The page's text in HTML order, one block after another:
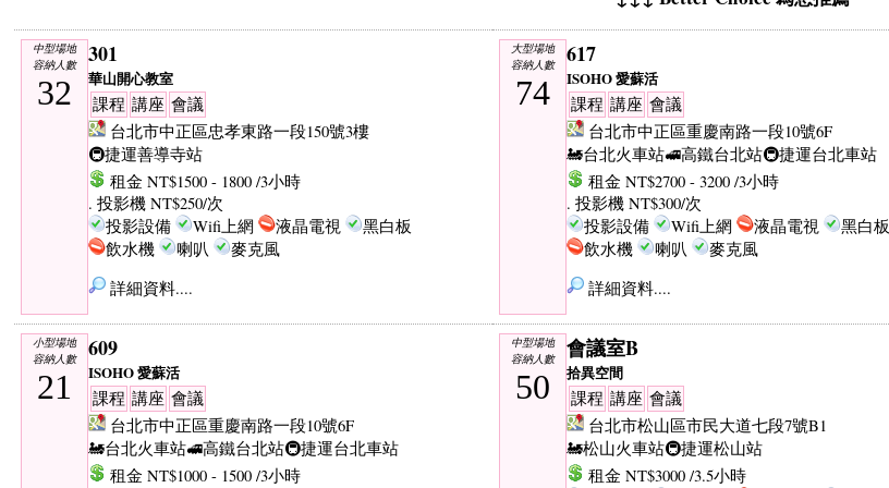
中型場地
容納人數
32
301
華山開心教室
課程 講座 會議
台北市中正區忠孝東路一段150號3樓
🚇捷運善導寺站
租金 NT$1500 - 1800 /3小時
. 投影機 NT$250/次
投影設備
Wifi上網 液晶電視
黑白板
飲水機
喇叭
麥克風
詳細資料....
大型場地
容納人數
74
617
ISOHO 愛蘇活
課程 講座 會議
台北市中正區重慶南路一段10號6F
🚂台北火車站🚅高鐵台北站🚇捷運台北車站
租金 NT$2700 - 3200 /3小時
. 投影機 NT$300/次
投影設備
Wifi上網 液晶電視
黑白板
飲水機
喇叭
麥克風
詳細資料....
小型場地
容納人數
21
609
ISOHO 愛蘇活
課程 講座 會議
台北市中正區重慶南路一段10號6F
🚂台北火車站🚅高鐵台北站🚇捷運台北車站
租金 NT$1000 - 1500 /3小時
中型場地
容納人數
50
會議室B
拾異空間
課程 講座 會議
台北市松山區市民大道七段7號B1
🚂松山火車站🚇捷運松山站
租金 NT$3000 /3.5小時